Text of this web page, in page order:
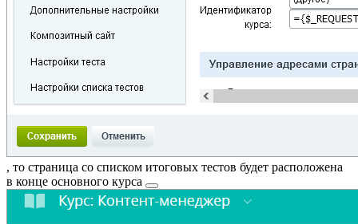
, то страница со списком итоговых тестов будет расположена
в конце основного курса